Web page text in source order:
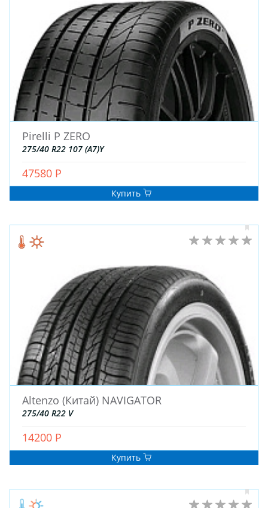
ЛЕТНИЕ
ДЛЯ СПЕЦТЕХНИКИ
ДЛЯ ГРУЗОВЫХ АВТО
ДЛЯ ГРУЗОВЫХ АВТО
ДЛЯ ЛЕГКОВЫХ АВТО
ШИНЫ
ДИСКИ
АККУМУЛЯТОРЫ
Pirelli P ZERO
275/40 R22 107 (A7)Y
47580 Р
Купить
Altenzo (Китай) NAVIGATOR
275/40 R22 V
14200 Р
Купить